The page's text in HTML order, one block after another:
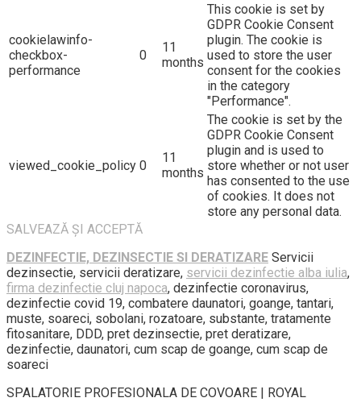
cookielawinfo-
checkbox-
performance
0
11
months
This cookie is set by
GDPR Cookie Consent
plugin. The cookie is
used to store the user
consent for the cookies
in the category
"Performance".
viewed_cookie_policy 0
11
months
The cookie is set by the
GDPR Cookie Consent
plugin and is used to
store whether or not user
has consented to the use
of cookies. It does not
store any personal data.
SALVEAZĂ ȘI ACCEPTĂ
DEZINFECTIE, DEZINSECTIE SI DERATIZARE Servicii
dezinsectie, servicii deratizare, servicii dezinfectie alba iulia,
firma dezinfectie cluj napoca, dezinfectie coronavirus,
dezinfectie covid 19, combatere daunatori, goange, tantari,
muste, soareci, sobolani, rozatoare, substante, tratamente
fitosanitare, DDD, pret dezinsectie, pret deratizare,
dezinfectie, daunatori, cum scap de goange, cum scap de
soareci
SPALATORIE PROFESIONALA DE COVOARE | ROYAL